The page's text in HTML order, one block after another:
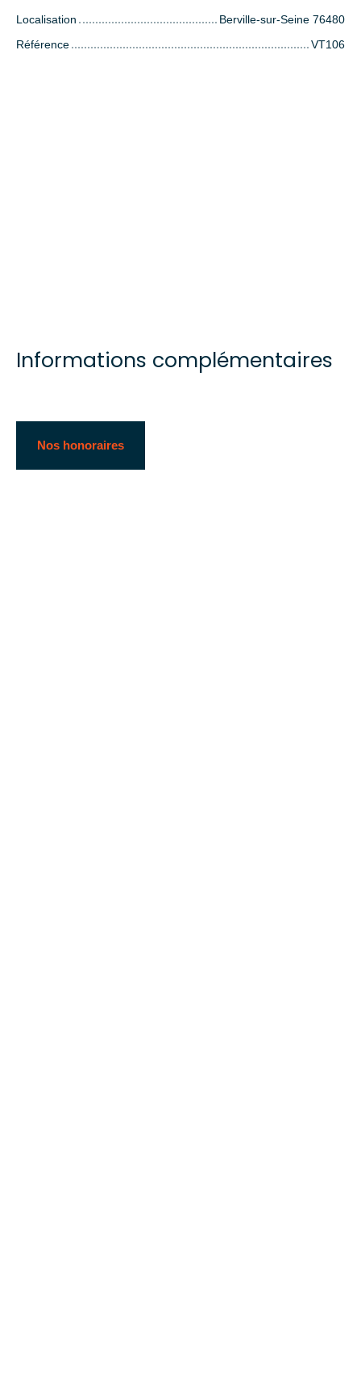
Localisation
Berville-sur-Seine 76480
Référence
VT106
Informations complémentaires
Nos honoraires